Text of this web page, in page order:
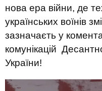
нова ера війни, де
українських воїнів
зазначаєть у
комунікацій
України!